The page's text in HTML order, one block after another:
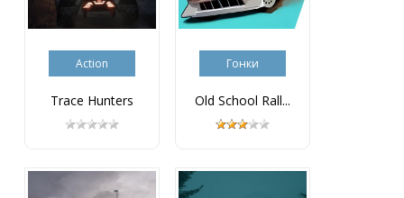
Action
Trace Hunters
Гонки
Old School Rall...